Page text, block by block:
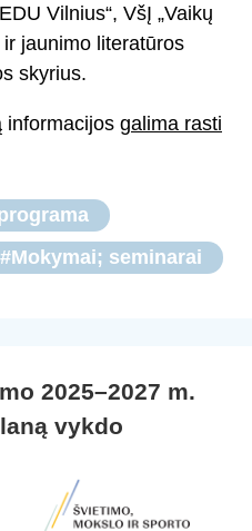
Vilnius“, VšĮ „Vaikų
jaunimo literatūros
skyrius.
informacijos galima rasti
#Mokymai; seminarai
2025–2027 m.
vykdo